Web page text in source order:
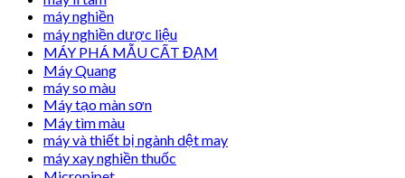
máy nghiền
máy nghiền dược liệu
MÁY PHÁ MẪU CẤT ĐẠM
Máy Quang
máy so màu
Máy tạo màn sơn
Máy tìm màu
máy và thiết bị ngành dệt may
máy xay nghiền thuốc